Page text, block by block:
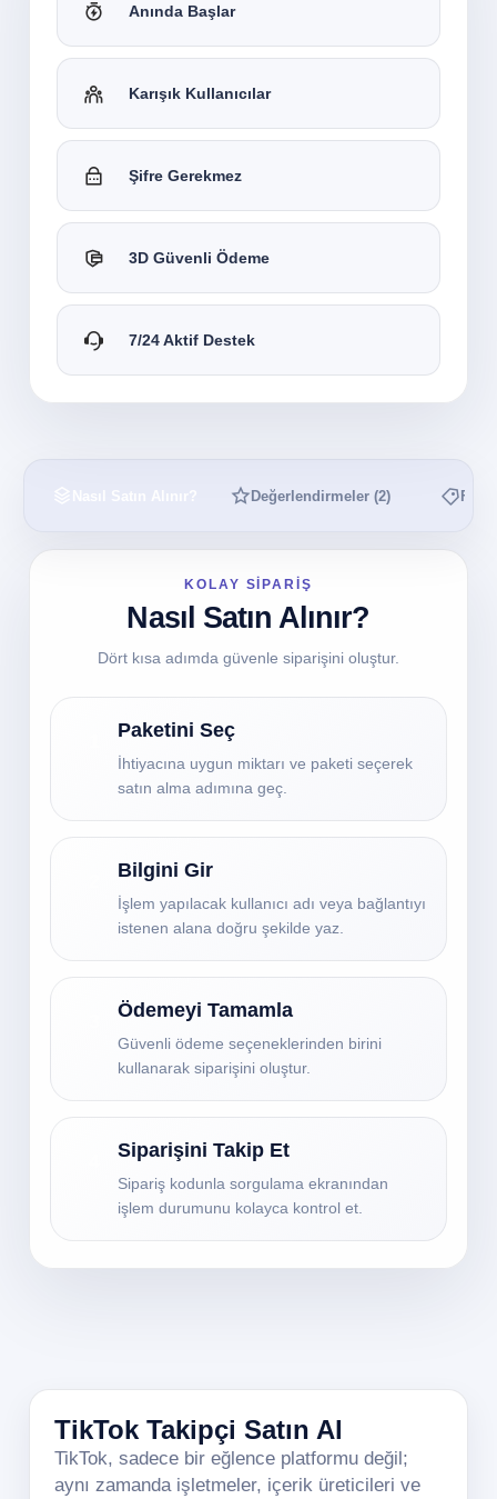
Anında Başlar
Karışık Kullanıcılar
Şifre Gerekmez
3D Güvenli Ödeme
7/24 Aktif Destek
Değerlendirmeler (2)
KOLAY SİPARİŞ
Nasıl Satın Alınır?
Dört kısa adımda güvenle siparişini oluştur.
Paketini Seç
İhtiyacına uygun miktarı ve paketi seçerek
satın alma adımına geç.
Bilgini Gir
İşlem yapılacak kullanıcı adı veya bağlantıyı
istenen alana doğru şekilde yaz.
Ödemeyi Tamamla
Güvenli ödeme seçeneklerinden birini
kullanarak siparişini oluştur.
Siparişini Takip Et
Sipariş kodunla sorgulama ekranından
işlem durumunu kolayca kontrol et.
TikTok Takipçi Satın Al
TikTok, sadece bir eğlence platformu değil;
aynı zamanda işletmeler, içerik üreticileri ve